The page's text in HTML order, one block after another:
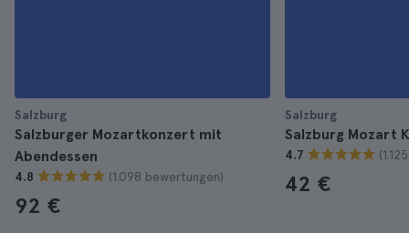
Salzburg
Salzburger Mozartkonzert mit
Abendessen
4.8 (1.098 bewertungen)
92 €
Salzburg
Salzburg Mozart
4.7
42 €